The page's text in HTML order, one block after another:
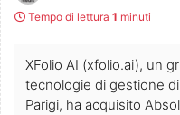
Tempo di lettura 1 minuti
XFolio AI (xfolio.ai), un
tecnologie di gestione
Parigi, ha acquisito